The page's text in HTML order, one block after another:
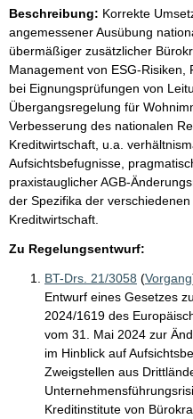
Beschreibung: Korrekte
angemessener Ausübung
übermäßiger zusätzlicher
Management von ESG-
bei Eignungsprüfungen von
Übergangsregelung für
Verbesserung des nationalen
Kreditwirtschaft, u.a.
Aufsichtsbefugnisse,
praxistauglicher AGB-
der Spezifika der
Kreditwirtschaft.
Zu Regelungsentwurf:
BT-Drs. 21/3058 (Vorgang
Entwurf eines Gesetzes
2024/1619 des
vom 31. Mai 2024 zur
im Hinblick auf
Zweigstellen aus
Kreditinstitute von